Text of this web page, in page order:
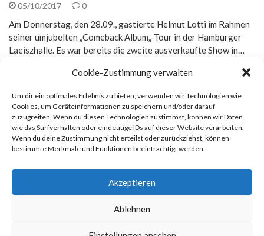
Cookie-Zustimmung verwalten
Um dir ein optimales Erlebnis zu bieten, verwenden wir Technologien wie
Cookies, um Geräteinformationen zu speichern und/oder darauf
zuzugreifen. Wenn du diesen Technologien zustimmst, können wir Daten
wie das Surfverhalten oder eindeutige IDs auf dieser Website verarbeiten.
Wenn du deine Zustimmung nicht erteilst oder zurückziehst, können
bestimmte Merkmale und Funktionen beeinträchtigt werden.
Akzeptieren
Ablehnen
05/10/2017 0
Am Donnerstag, den 28.09., gastierte Helmut Lotti im Rahmen
seiner umjubelten „Comeback Album„-Tour in der Hamburger
Laeiszhalle. Es war bereits die zweite ausverkaufte Show in…
Rechtliches
Datenschutz